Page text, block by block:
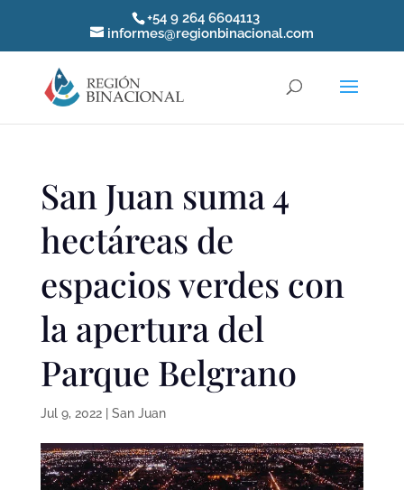
+54 9 264 6604113
informes@regionbinacional.com
San Juan suma 4
hectáreas de
espacios verdes con
la apertura del
Parque Belgrano
Jul 9, 2022| San Juan